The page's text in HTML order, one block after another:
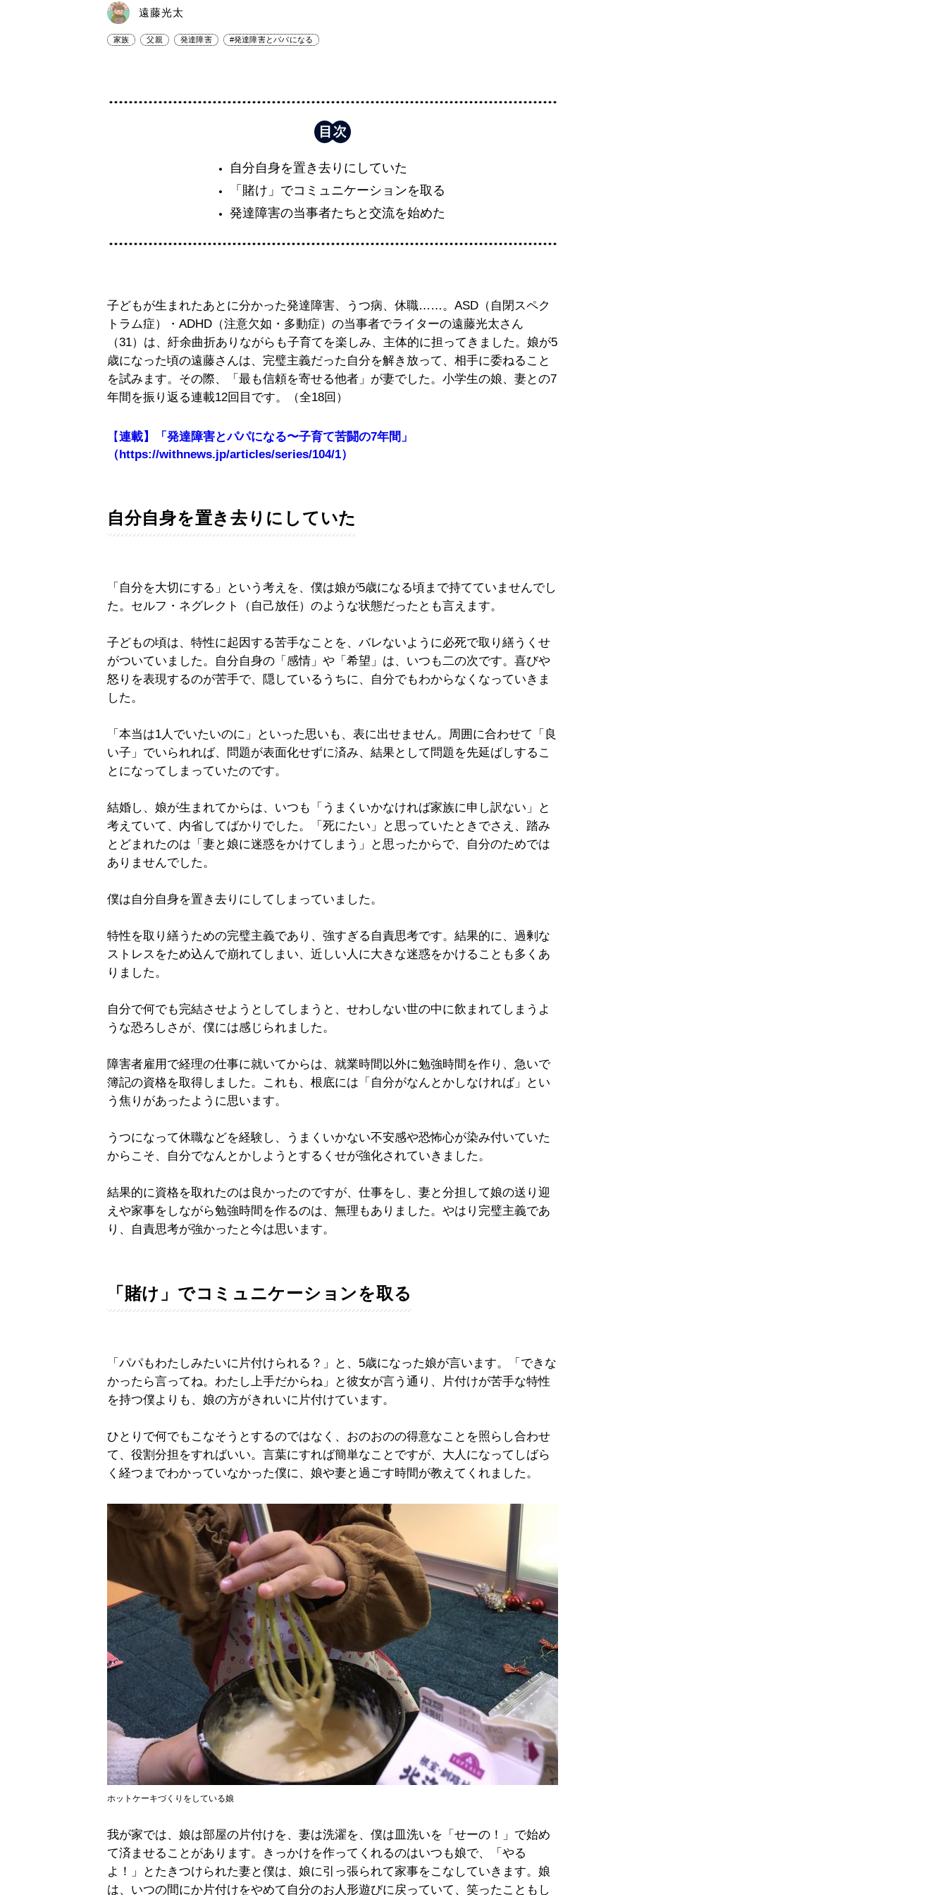
遠藤光太
家族 父親 発達障害 #発達障害とパパになる
自分自身を置き去りにしていた
「賭け」でコミュニケーションを取る
発達障害の当事者たちと交流を始めた
子どもが生まれたあとに分かった発達障害、うつ病、休職……。ASD（自閉スペク
トラム症）・ADHD（注意欠如・多動症）の当事者でライターの遠藤光太さん
（31）は、紆余曲折ありながらも子育てを楽しみ、主体的に担ってきました。娘が5
歳になった頃の遠藤さんは、完璧主義だった自分を解き放って、相手に委ねること
を試みます。その際、「最も信頼を寄せる他者」が妻でした。小学生の娘、妻との7
年間を振り返る連載12回目です。（全18回）
【連載】「発達障害とパパになる〜子育て苦闘の7年間」
（https://withnews.jp/articles/series/104/1）
自分自身を置き去りにしていた
「自分を大切にする」という考えを、僕は娘が5歳になる頃まで持てていませんでし
た。セルフ・ネグレクト（自己放任）のような状態だったとも言えます。
子どもの頃は、特性に起因する苦手なことを、バレないように必死で取り繕うくせ
がついていました。自分自身の「感情」や「希望」は、いつも二の次です。喜びや
怒りを表現するのが苦手で、隠しているうちに、自分でもわからなくなっていきま
した。
「本当は1人でいたいのに」といった思いも、表に出せません。周囲に合わせて「良
い子」でいられれば、問題が表面化せずに済み、結果として問題を先延ばしするこ
とになってしまっていたのです。
結婚し、娘が生まれてからは、いつも「うまくいかなければ家族に申し訳ない」と
考えていて、内省してばかりでした。「死にたい」と思っていたときでさえ、踏み
とどまれたのは「妻と娘に迷惑をかけてしまう」と思ったからで、自分のためでは
ありませんでした。
僕は自分自身を置き去りにしてしまっていました。
特性を取り繕うための完璧主義であり、強すぎる自責思考です。結果的に、過剰な
ストレスをため込んで崩れてしまい、近しい人に大きな迷惑をかけることも多くあ
りました。
自分で何でも完結させようとしてしまうと、せわしない世の中に飲まれてしまうよ
うな恐ろしさが、僕には感じられました。
障害者雇用で経理の仕事に就いてからは、就業時間以外に勉強時間を作り、急いで
簿記の資格を取得しました。これも、根底には「自分がなんとかしなければ」とい
う焦りがあったように思います。
うつになって休職などを経験し、うまくいかない不安感や恐怖心が染み付いていた
からこそ、自分でなんとかしようとするくせが強化されていきました。
結果的に資格を取れたのは良かったのですが、仕事をし、妻と分担して娘の送り迎
えや家事をしながら勉強時間を作るのは、無理もありました。やはり完璧主義であ
り、自責思考が強かったと今は思います。
「賭け」でコミュニケーションを取る
「パパもわたしみたいに片付けられる？」と、5歳になった娘が言います。「できな
かったら言ってね。わたし上手だからね」と彼女が言う通り、片付けが苦手な特性
を持つ僕よりも、娘の方がきれいに片付けています。
ひとりで何でもこなそうとするのではなく、おのおのの得意なことを照らし合わせ
て、役割分担をすればいい。言葉にすれば簡単なことですが、大人になってしばら
く経つまでわかっていなかった僕に、娘や妻と過ごす時間が教えてくれました。
ホットケーキづくりをしている娘
我が家では、娘は部屋の片付けを、妻は洗濯を、僕は皿洗いを「せーの！」で始め
て済ませることがあります。きっかけを作ってくれるのはいつも娘で、「やる
よ！」とたきつけられた妻と僕は、娘に引っ張られて家事をこなしていきます。娘
は、いつの間にか片付けをやめて自分のお人形遊びに戻っていて、笑ったこともし